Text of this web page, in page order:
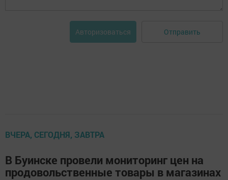
Авторизоваться Отправить
ВЧЕРА, СЕГОДНЯ, ЗАВТРА
В Буинске провели мониторинг цен на
продовольственные товары в магазинах